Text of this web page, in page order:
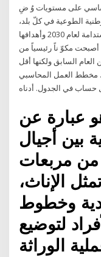
على مستويات وُ ضِ
الطوعية في كلّ بلد،
وعرض. نتائجها. ال بد من إنّ خطة التنمية المستدامة لعام 2030 وأهدافها
أصبحت مكوّ ناً رئيسياً من
السابق ولكنها أقل
من الديون المعدومة في هذا ال. عام .132 . مخطط العمل المحاسبي
عبارة عن
بين أجيال
من مربعات
الإناث،
وخطوط
لتوضيع
الوراثة